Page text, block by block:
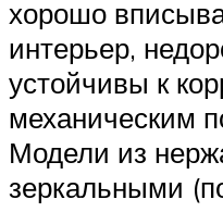
хорошо
интерьер,
устойчивы к
механическим
Модели из
зеркальными